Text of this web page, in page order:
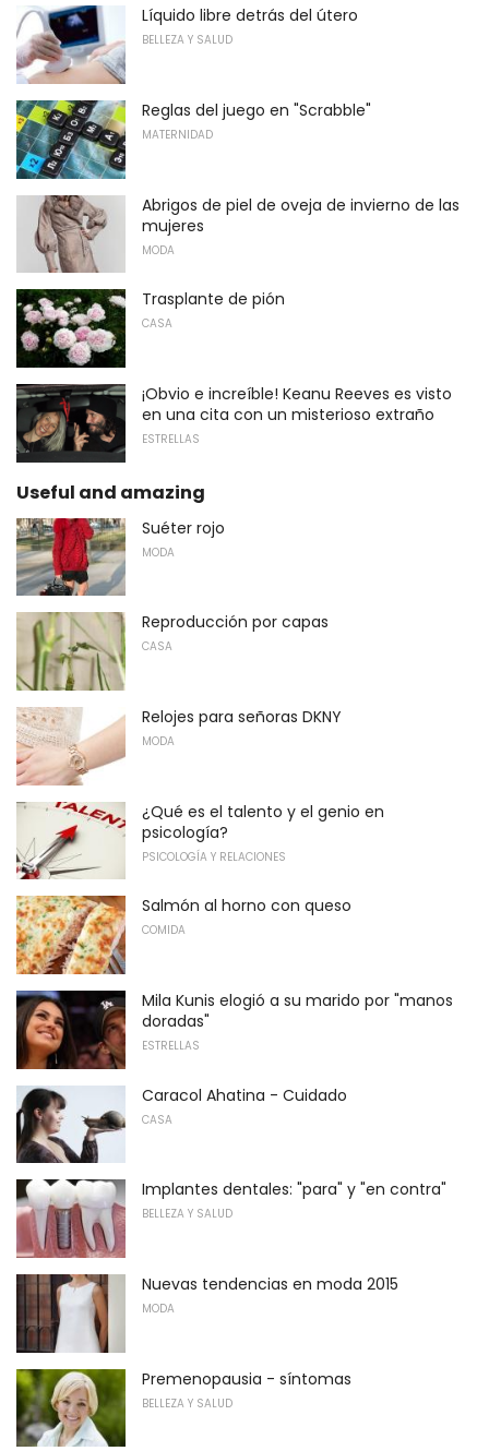
Líquido libre detrás del útero
BELLEZA Y SALUD
Reglas del juego en "Scrabble"
MATERNIDAD
Abrigos de piel de oveja de invierno de las
mujeres
MODA
Trasplante de pión
CASA
¡Obvio e increíble! Keanu Reeves es visto
en una cita con un misterioso extraño
ESTRELLAS
Useful and amazing
Suéter rojo
MODA
Reproducción por capas
CASA
Relojes para señoras DKNY
MODA
¿Qué es el talento y el genio en
psicología?
PSICOLOGÍA Y RELACIONES
Salmón al horno con queso
COMIDA
Mila Kunis elogió a su marido por "manos
doradas"
ESTRELLAS
Caracol Ahatina - Cuidado
CASA
Implantes dentales: "para" y "en contra"
BELLEZA Y SALUD
Nuevas tendencias en moda 2015
MODA
Premenopausia - síntomas
BELLEZA Y SALUD